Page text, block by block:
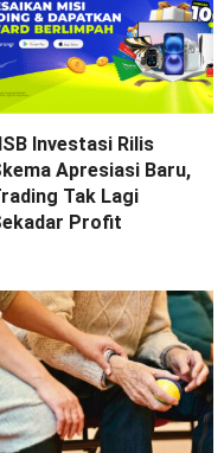
Investasi Rilis
Apresiasi Baru,
Tak Lagi
Profit